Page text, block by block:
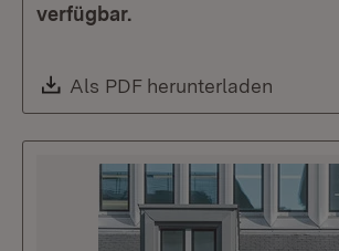
verfügbar.
Download:
Als PDF herunterladen